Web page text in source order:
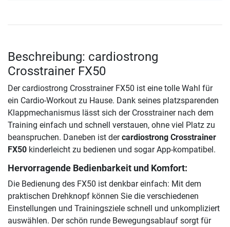
Beschreibung: cardiostrong
Crosstrainer FX50
Der cardiostrong Crosstrainer FX50 ist eine tolle Wahl für
ein Cardio-Workout zu Hause. Dank seines platzsparenden
Klappmechanismus lässt sich der Crosstrainer nach dem
Training einfach und schnell verstauen, ohne viel Platz zu
beanspruchen. Daneben ist dercardiostrong Crosstrainer
FX50 kinderleicht zu bedienen und sogar App-kompatibel.
Hervorragende Bedienbarkeit und Komfort:
Die Bedienung des FX50 ist denkbar einfach: Mit dem
praktischen Drehknopf können Sie die verschiedenen
Einstellungen und Trainingsziele schnell und unkompliziert
auswählen. Der schön runde Bewegungsablauf sorgt für